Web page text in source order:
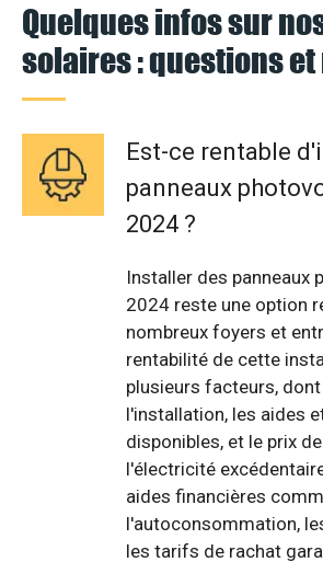
Quelques infos sur
solaires : questions
Est-ce rentable
panneaux
2024 ?
Installer des panneaux
2024 reste une option
nombreux foyers et
rentabilité de cette
plusieurs facteurs,
l'installation, les aides
disponibles, et le prix
l'électricité
aides financières
l'autoconsommation,
les tarifs de rachat